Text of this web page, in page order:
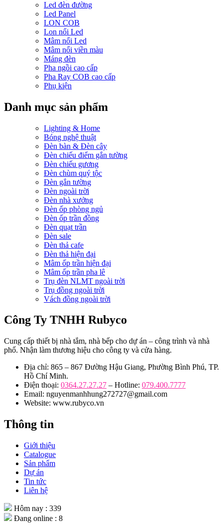
Led đèn đường
Led Panel
LON COB
Lon nổi Led
Mâm nổi Led
Mâm nổi viền màu
Máng đèn
Pha ngồi cao cấp
Pha Ray COB cao cấp
Phụ kiện
Danh mục sản phẩm
Lighting & Home
Bóng nghệ thuật
Đèn bàn & Đèn cây
Đèn chiếu điểm gắn tường
Đèn chiếu gương
Đèn chùm quý tộc
Đèn gắn tường
Đèn ngoài trời
Đèn nhà xưởng
Đèn ốp phòng ngủ
Đèn ốp trần đồng
Đèn quạt trần
Đèn sale
Đèn thả cafe
Đèn thả hiện đại
Mâm ốp trần hiện đại
Mâm ốp trần pha lê
Trụ đèn NLMT ngoài trời
Trụ đồng ngoài trời
Vách đồng ngoài trời
Công Ty TNHH Rubyco
Cung cấp thiết bị nhà tắm, nhà bếp cho dự án – công trình và nhà
phố. Nhận làm thương hiệu cho công ty và cửa hàng.
Địa chỉ: 865 – 867 Đường Hậu Giang, Phường Bình Phú, TP.
Hồ Chí Minh.
Điện thoại: 0364.27.27.27 – Hotline: 079.400.7777
Email: nguyenmanhhung272727@gmail.com
Website: www.rubyco.vn
Thông tin
Giới thiệu
Catalogue
Sản phẩm
Dự án
Tin tức
Liên hệ
Hôm nay : 339
Đang online : 8